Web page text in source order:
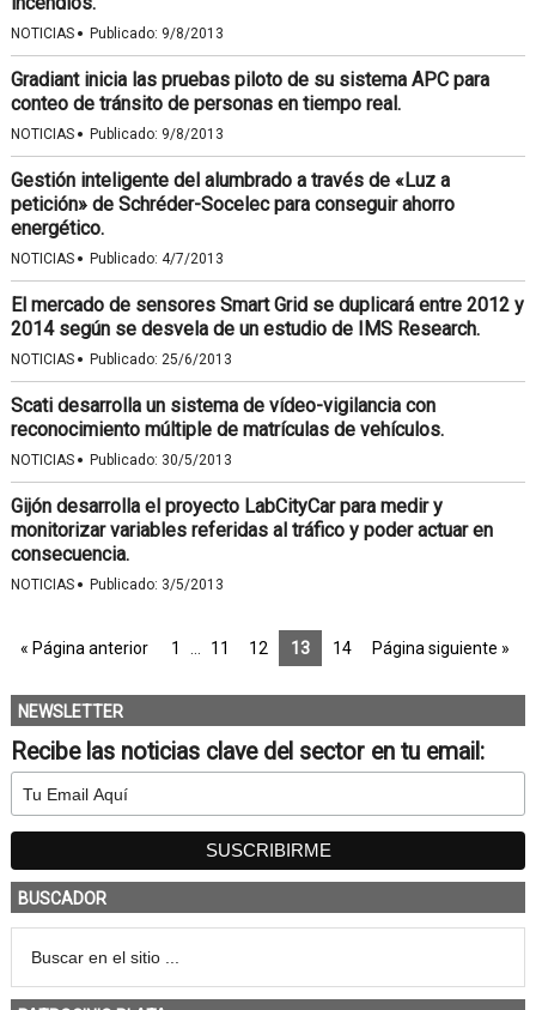
NOTICIAS · Publicado: 9/8/2013
Gradiant inicia las pruebas piloto de su sistema APC para
conteo de tránsito de personas en tiempo real.
NOTICIAS · Publicado: 9/8/2013
Gestión inteligente del alumbrado a través de «Luz a
petición» de Schréder-Socelec para conseguir ahorro
energético.
NOTICIAS · Publicado: 4/7/2013
El mercado de sensores Smart Grid se duplicará entre 2012 y
2014 según se desvela de un estudio de IMS Research.
NOTICIAS · Publicado: 25/6/2013
Scati desarrolla un sistema de vídeo-vigilancia con
reconocimiento múltiple de matrículas de vehículos.
NOTICIAS · Publicado: 30/5/2013
Gijón desarrolla el proyecto LabCityCar para medir y
monitorizar variables referidas al tráfico y poder actuar en
consecuencia.
NOTICIAS · Publicado: 3/5/2013
« Página anterior 1 11 12 13 14 Página siguiente »
NEWSLETTER
Recibe las noticias clave del sector en tu email:
BUSCADOR